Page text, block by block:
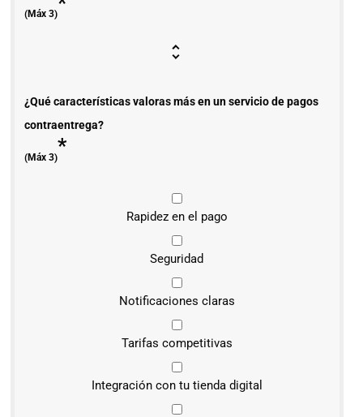
(Máx 3)
¿Qué características valoras más en un servicio de pagos
contraentrega?
(Máx 3)*
Rapidez en el pago
Seguridad
Notificaciones claras
Tarifas competitivas
Integración con tu tienda digital